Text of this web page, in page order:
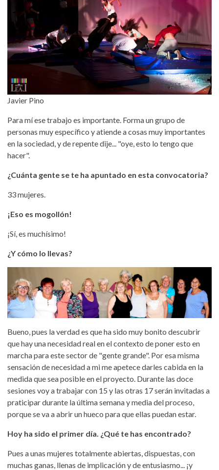
Javier Pino
Para mí ese trabajo es importante. Forma un grupo de
personas muy específico y atiende a cosas muy importantes
en la sociedad, y de repente dije... "oye, esto lo tengo que
hacer".
¿Cuánta gente se te ha apuntado en esta convocatoria?
33 mujeres.
¡Eso es mogollón!
¡Sí, es muchísimo!
¿Y cómo lo llevas?
Bueno, pues la verdad es que ha sido muy bonito descubrir
que hay una necesidad real en el contexto de poner esto en
marcha para este sector de "gente grande". Por esa misma
sensación de necesidad a mi me apetece darles cabida en la
medida que sea posible en el proyecto. Durante las doce
sesiones voy a trabajar con 15 y las otras 17 serán invitadas a
praticipar durante la última semana y media del proceso,
porque se va a abrir un hueco para que ellas puedan estar.
Hoy ha sido el primer día. ¿Qué te has encontrado?
Pues a unas mujeres totalmente abiertas, dispuestas, con
muchas ganas, llenas de implicación y de entusiasmo... ¡y